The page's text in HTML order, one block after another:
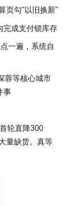
页勾"以旧换新"
完成支付锁库存
一遍，系统自
蓉等核心城市
事
轮直降300
量缺货。真等